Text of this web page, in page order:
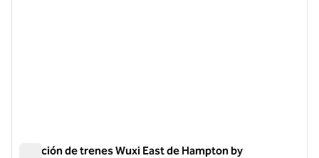
Estación de trenes Wuxi East de Hampton by